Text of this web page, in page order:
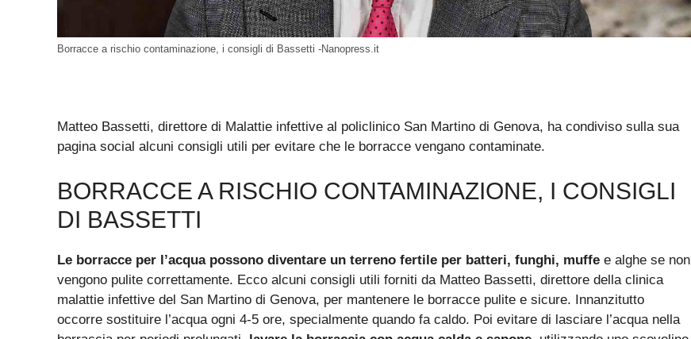
Borracce a rischio contaminazione, i consigli di Bassetti -Nanopress.it
Matteo Bassetti, direttore di Malattie infettive al policlinico San Martino di Genova, ha condiviso sulla sua
pagina social alcuni consigli utili per evitare che le borracce vengano contaminate.
BORRACCE A RISCHIO CONTAMINAZIONE, I CONSIGLI
DI BASSETTI
Le borracce per l’acqua possono diventare un terreno fertile per batteri, funghi, muffe e alghe se non
vengono pulite correttamente. Ecco alcuni consigli utili forniti da Matteo Bassetti, direttore della clinica
malattie infettive del San Martino di Genova, per mantenere le borracce pulite e sicure. Innanzitutto
occorre sostituire l’acqua ogni 4-5 ore, specialmente quando fa caldo. Poi evitare di lasciare l’acqua nella